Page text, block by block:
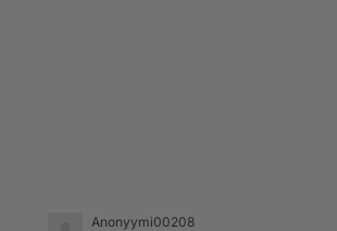
Anonyymi00208